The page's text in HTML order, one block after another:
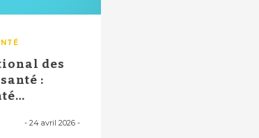
des
:
- 24 avril 2026 -